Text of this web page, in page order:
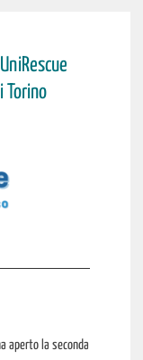
Torino
aperto la seconda